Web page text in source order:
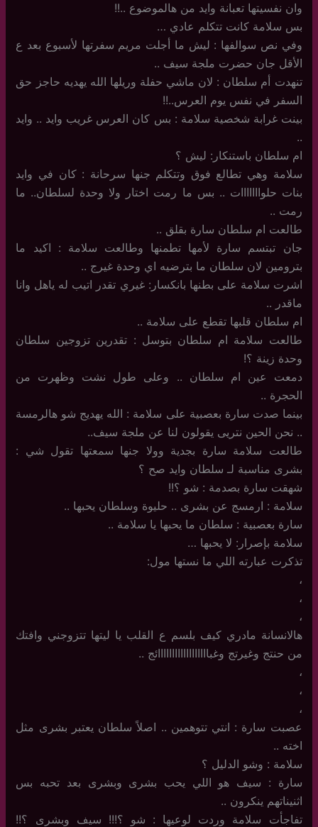
وان نفسيتها تعبانة وايد من هالموضوع ..!!
بس سلامة كانت تتكلم عادي …
وفي نص سوالفها : ليش ما أجلت مريم سفرتها لأسبوع بعد ع
الأقل جان حضرت ملجة سيف ..
تنهدت أم سلطان : لان ماشي حفلة وريلها الله يهديه حاجز حق
السفر في نفس يوم العرس..!!
بينت غرابة شخصية سلامة : بس كان العرس غريب وايد .. وايد
..
ام سلطان باستنكار: ليش ؟
سلامة وهي تطالع فوق وتتكلم جنها سرحانة : كان في وايد
بنات حلوااااااات .. بس ما رمت اختار ولا وحدة لسلطان.. ما
رمت ..
طالعت ام سلطان سارة بقلق ..
جان تبتسم سارة لأمها تطمنها وطالعت سلامة : اكيد ما
بترومين لان سلطان ما بترضيه اي وحدة غيرج ..
اشرت سلامة على بطنها بانكسار: غيري تقدر اتيب له ياهل وانا
ماقدر ..
ام سلطان قلبها تقطع على سلامة ..
طالعت سلامة ام سلطان بتوسل : تقدرين تزوجين سلطان
وحدة زينة ؟!
دمعت عين ام سلطان .. وعلى طول نشت وظهرت من
الحجرة ..
بينما صدت سارة بعصبية على سلامة : الله يهديج شو هالرمسة
.. نحن الحين نتريى يقولون لنا عن ملجة سيف..
طالعت سلامة سارة بجدية وولا جنها سمعتها تقول شي :
بشرى مناسبة لـ سلطان وايد صح ؟
شهقت سارة بصدمة : شو ؟!!
سلامة : ارمسج عن بشرى .. حليوة وسلطان يحبها ..
سارة بعصبية : سلطان ما يحبها يا سلامة ..
سلامة بإصرار: لا يحبها …
تذكرت عبارته اللي ما نستها مول:
،
،
،
هالانسانة مادري كيف بلسم ع القلب يا ليتها تتزوجني وافتك
من حنتج وغيرتج وغباااااااااااااااااائج ..
،
،
،
عصبت سارة : انتي تتوهمين .. اصلاً سلطان يعتبر بشرى مثل
اخته ..
سلامة : وشو الدليل ؟
سارة : سيف هو اللي يحب بشرى وبشرى بعد تحبه بس
اثنيناتهم ينكرون ..
تفاجأت سلامة وردت لوعيها : شو ؟!!! سيف وبشرى ؟!!